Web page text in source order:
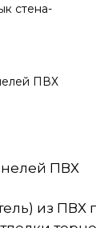
стена-
ПВХ
ПВХ
из ПВХ